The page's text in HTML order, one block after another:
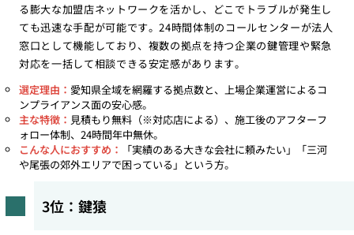
る膨大な加盟店ネットワークを活かし、どこでトラブルが発生し
ても迅速な手配が可能です。24時間体制のコールセンターが法人
窓口として機能しており、複数の拠点を持つ企業の鍵管理や緊急
対応を一括して相談できる安定感があります。
選定理由： 愛知県全域を網羅する拠点数と、上場企業運営によるコ
ンプライアンス面の安心感。
主な特徴： 見積もり無料（※対応店による）、施工後のアフターフ
ォロー体制、24時間年中無休。
こんな人におすすめ：
「実績のある大きな会社に頼みたい」「三河
や尾張の郊外エリアで困っている」という方。
3位：鍵猿